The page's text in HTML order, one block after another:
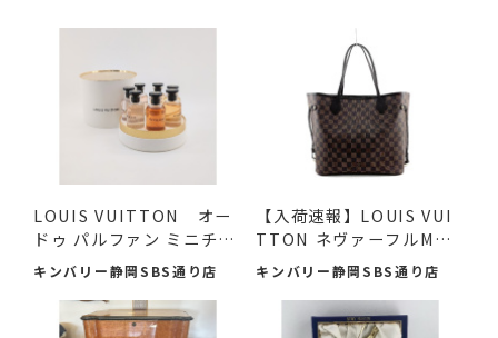
LOUIS VUITTON オー
ドゥ パルファン ミニチュ
アセ...
キンバリー静岡SBS通り店
【入荷速報】LOUIS VUI
TTON ネヴァーフルMM
ダミエ...
キンバリー静岡SBS通り店